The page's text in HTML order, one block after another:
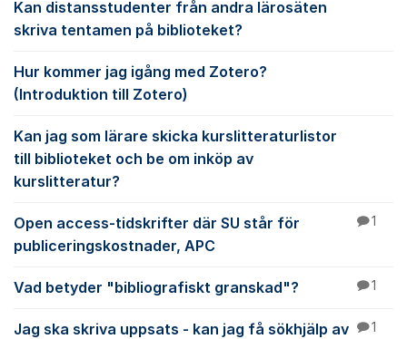
Kan distansstudenter från andra lärosäten
skriva tentamen på biblioteket?
Hur kommer jag igång med Zotero?
(Introduktion till Zotero)
Kan jag som lärare skicka kurslitteraturlistor
till biblioteket och be om inköp av
kurslitteratur?
Open access-tidskrifter där SU står för
publiceringskostnader, APC
1
Vad betyder "bibliografiskt granskad"? 1
Jag ska skriva uppsats - kan jag få sökhjälp av
1